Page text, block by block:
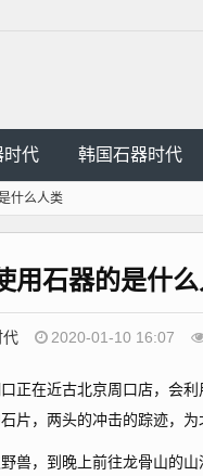
时代 韩国石器时代
什么人类
用石器的是什
代 2020-01-10 16:07
在近古北京周口店，会利
片，两头的冲击的踪迹，为
，到晚上前往龙骨山的山